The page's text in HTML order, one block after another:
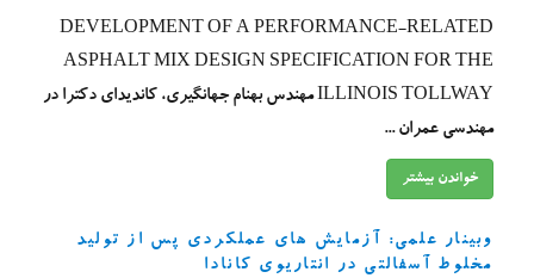
DEVELOPMENT OF A PERFORMANCE-RELATED
ASPHALT MIX DESIGN SPECIFICATION FOR THE
ILLINOIS TOLLWAY مهندس بهنام جهانگیری، کاندیدای دکترا در
مهندسی عمران ...
خواندن بیشتر
وبینار علمی: آزمایش های عملکردی پس از تولید
مخلوط آسفالتی در انتاریوی کانادا